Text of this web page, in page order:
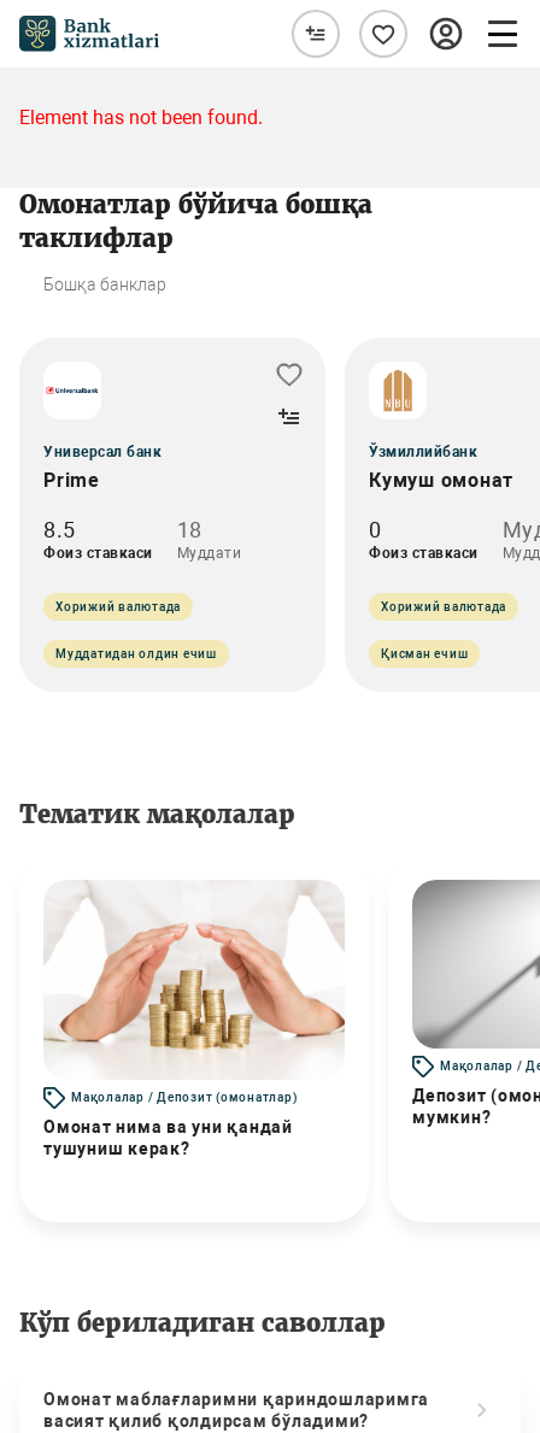
Element has not been found.
Омонатлар бўйича бошқа
таклифлар
Бошқа банклар
Универсал банк
Prime
8.5
Фоиз ставкаси
18
Муддати
Хорижий валютада
Муддатидан олдин ечиш
Ўзмиллийбанк
Кумуш омонат
0
Фоиз ставкаси
Хорижий валютада
Қисман ечиш
Тематик мақолалар
Мақолалар / Депозит (омонатлар)
Омонат нима ва уни қандай
тушуниш керак?
Мақолалар /
Депозит
мумкин?
Кўп бериладиган саволлар
Омонат маблағларимни қариндошларимга
васият қилиб қолдирсам бўладими?